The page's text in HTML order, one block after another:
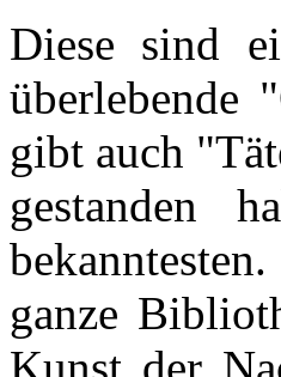
Diese sind
überlebende
gibt auch
gestanden
ganze